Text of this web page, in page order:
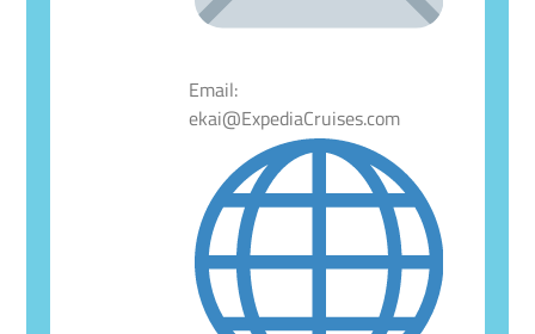
Email:
ekai@ExpediaCruises.com